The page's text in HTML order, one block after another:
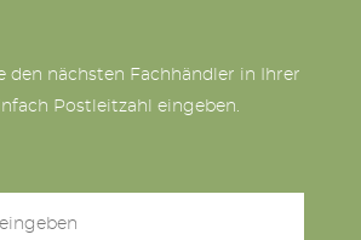
den nächsten Fachhändler in Ihrer
Postleitzahl eingeben.